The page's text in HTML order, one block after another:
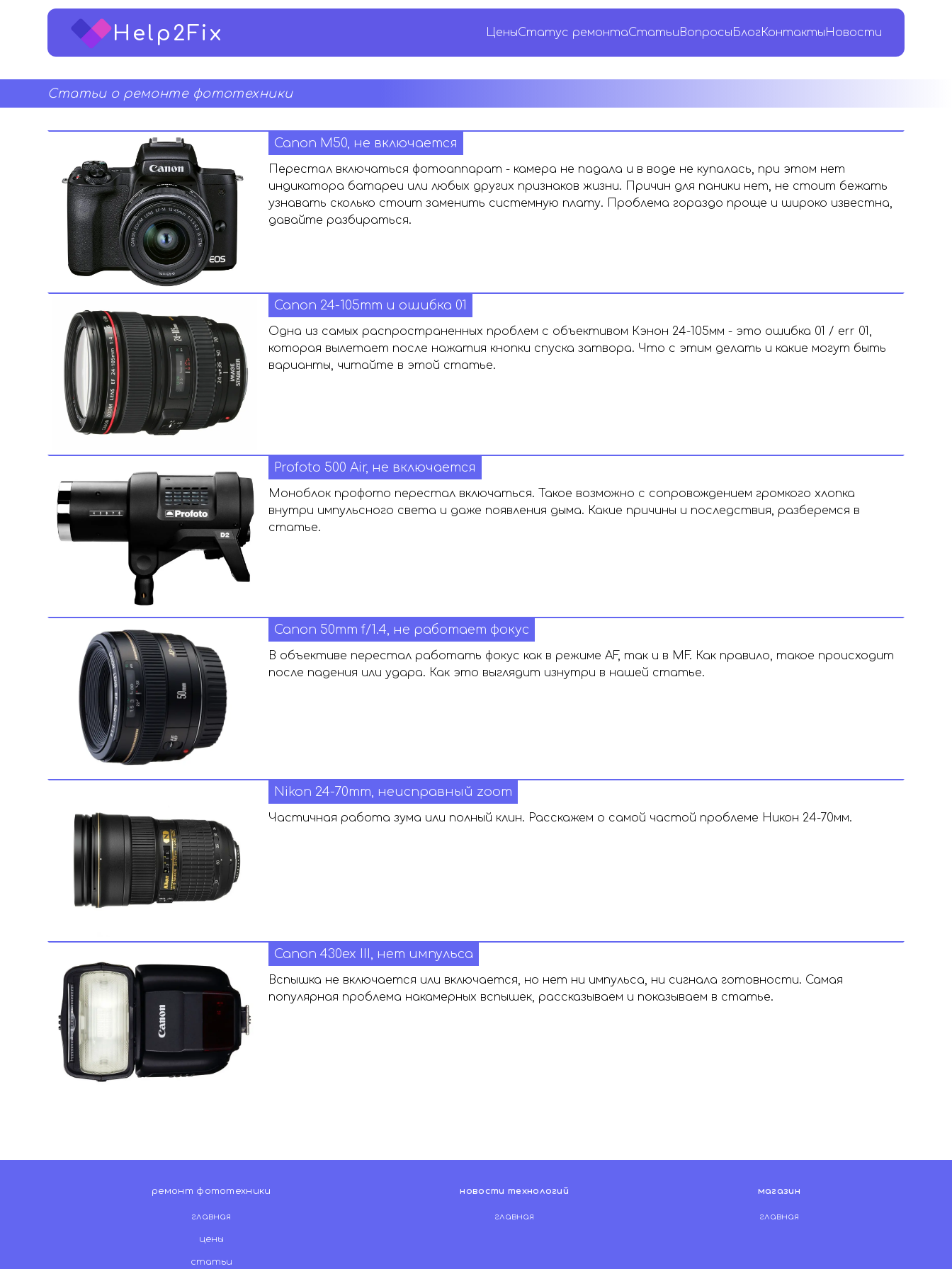
Help2Fix ЦеныСтатус ремонтаСтатьи Вопросы БлогКонтактыНовости
Cтатьи о ремонте фототехники
Canon M50, не включается
Перестал включаться фотоаппарат - камера не падала и в воде не купалась, при этом нет
индикатора батареи или любых других признаков жизни. Причин для паники нет, не стоит бежать
узнавать сколько стоит заменить системную плату. Проблема гораздо проще и широко известна,
давайте разбираться.
Canon 24-105mm и ошибка 01
Одна из самых распространенных проблем с объективом Кэнон 24-105мм - это ошибка 01 / err 01,
которая вылетает после нажатия кнопки спуска затвора. Что с этим делать и какие могут быть
варианты, читайте в этой статье.
Profoto 500 Air, не включается
Моноблок профото перестал включаться. Такое возможно с сопровождением громкого хлопка
внутри импульсного света и даже появления дыма. Какие причины и последствия, разберемся в
статье.
Canon 50mm f/1.4, не работает фокус
В объективе перестал работать фокус как в режиме AF, так и в MF. Как правило, такое происходит
после падения или удара. Как это выглядит изнутри в нашей статье.
Nikon 24-70mm, неисправный zoom
Частичная работа зума или полный клин. Расскажем о самой частой проблеме Никон 24-70мм.
Canon 430ex III, нет импульса
Вспышка не включается или включается, но нет ни импульса, ни сигнала готовности. Самая
популярная проблема накамерных вспышек, рассказываем и показываем в статье.
ремонт фототехники
главная
цены
статьи
новости технологий
главная
магазин
главная